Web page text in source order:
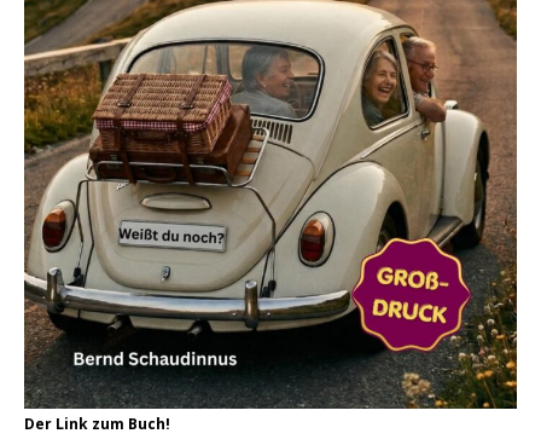
Der Link zum Buch!